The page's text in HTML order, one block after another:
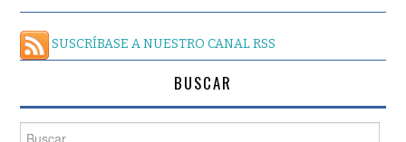
SUSCRÍBASE A NUESTRO CANAL RSS
BUSCAR